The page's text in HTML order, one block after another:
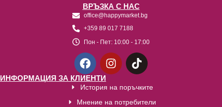
ВРЪЗКА С НАС
office@happymarket.bg
+359 89 017 7188
Пон - Пет: 10:00 - 17:00
ИНФОРМАЦИЯ ЗА КЛИЕНТИ
История на поръчките
Мнение на потребители